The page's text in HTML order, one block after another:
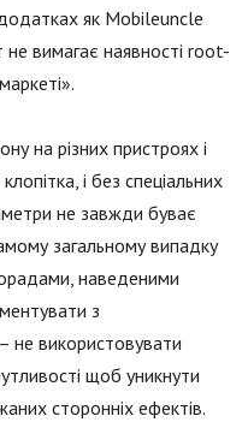
як Mobileuncle
вимагає наявності root-
на різних пристроях і
і без спеціальних
не завжди буває
загальному випадку
наведеними
з
не використовувати
щоб уникнути
сторонніх ефектів.